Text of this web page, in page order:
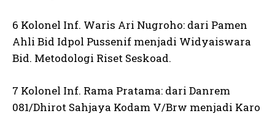
6 Kolonel Inf. Waris Ari Nugroho: dari Pamen
Ahli Bid Idpol Pussenif menjadi Widyaiswara
Bid. Metodologi Riset Seskoad.
7 Kolonel Inf. Rama Pratama: dari Danrem
081/Dhirot Sahjaya Kodam V/Brw menjadi Karo